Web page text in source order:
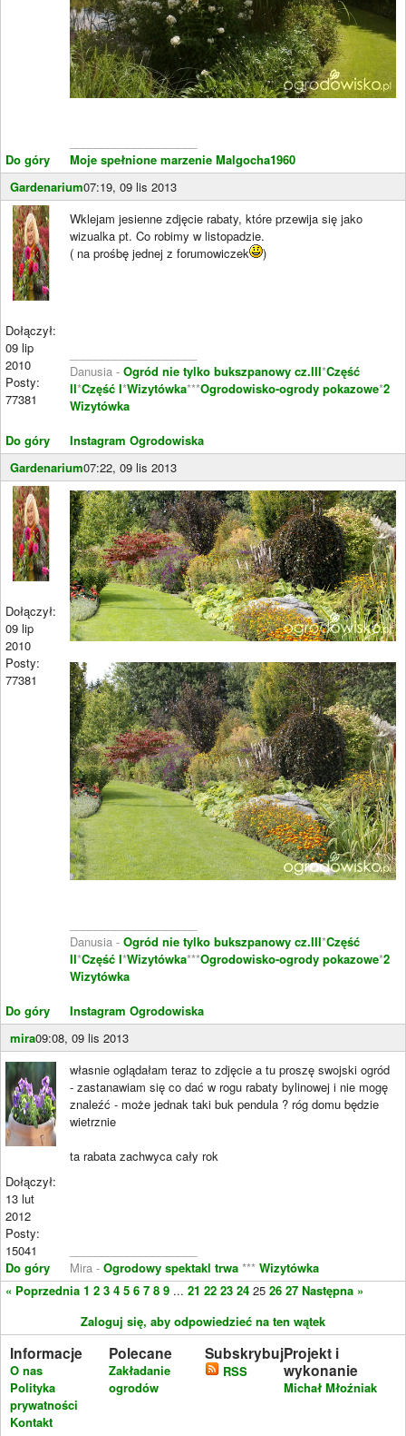
Do góry
Moje spełnione marzenie Malgocha1960
Gardenarium07:19, 09 lis 2013
Dołączył:
09 lip
2010
Posty:
77381
Do góry
Wklejam jesienne zdjęcie rabaty, które przewija się jako
wizualka pt. Co robimy w listopadzie.
( na prośbę jednej z forumowiczek
)
Danusia - Ogród nie tylko bukszpanowy cz.III*Część
II*Część I*Wizytówka***Ogrodowisko-ogrody pokazowe*2
Wizytówka
Instagram Ogrodowiska
Gardenarium07:22, 09 lis 2013
Dołączył:
09 lip
2010
Posty:
77381
Do góry
Danusia - Ogród nie tylko bukszpanowy cz.III*Część
II*Część I*Wizytówka***Ogrodowisko-ogrody pokazowe*2
Wizytówka
Instagram Ogrodowiska
mira09:08, 09 lis 2013
Dołączył:
13 lut
2012
Posty:
15041
Do góry
własnie oglądałam teraz to zdjęcie a tu proszę swojski ogród
- zastanawiam się co dać w rogu rabaty bylinowej i nie mogę
znaleźć - może jednak taki buk pendula ? róg domu będzie
wietrznie
ta rabata zachwyca cały rok
Mira - Ogrodowy spektakl trwa *** Wizytówka
« Poprzednia 1 2 3 4 5 6 7 8 9 ... 21 22 23 24 25 26 27 Następna »
Zaloguj się, aby odpowiedzieć na ten wątek
Informacje
O nas
Polityka
prywatności
Kontakt
Polecane
Zakładanie
ogrodów
Subskrybuj
RSS
Projekt i
wykonanie
Michał Młoźniak